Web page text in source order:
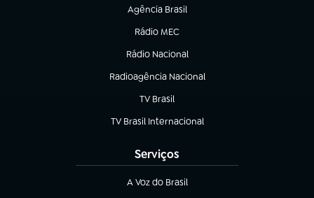
Agência Brasil
(abre em nova aba)
Rádio MEC
(abre em nova aba)
Rádio Nacional
Radioagência Nacional
(abre em nova aba)
TV Brasil
(abre em nova aba)
TV Brasil Internacional
(abre em nova aba)
Serviços
A Voz do Brasil
(abre em nova aba)